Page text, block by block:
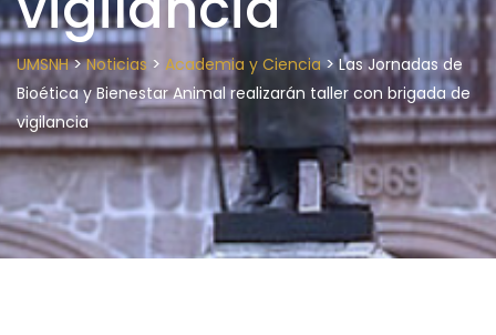
UMSNH>Noticias > Academia y Ciencia>Las Jornadas de
Bioética y Bienestar Animal realizarán taller con brigada de
vigilancia